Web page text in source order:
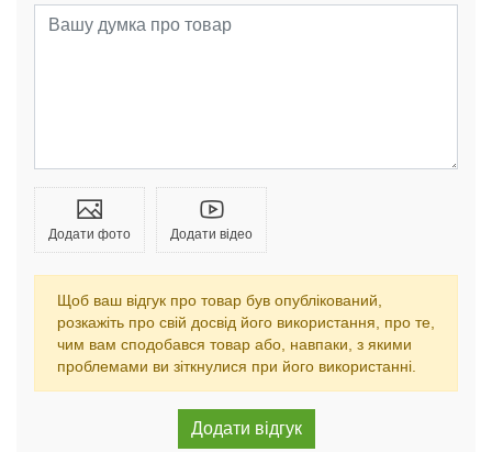
Додати фото Додати відео
Щоб ваш відгук про товар був опублікований,
розкажіть про свій досвід його використання, про те,
чим вам сподобався товар або, навпаки, з якими
проблемами ви зіткнулися при його використанні.